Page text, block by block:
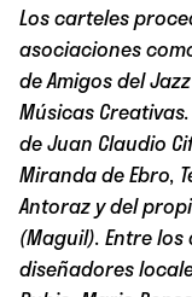
Los carteles
asociaciones
de Amigos del
Músicas
de Juan Claudio
Miranda de Ebro,
Antoraz y del
(Maguil). Entre
diseñadores